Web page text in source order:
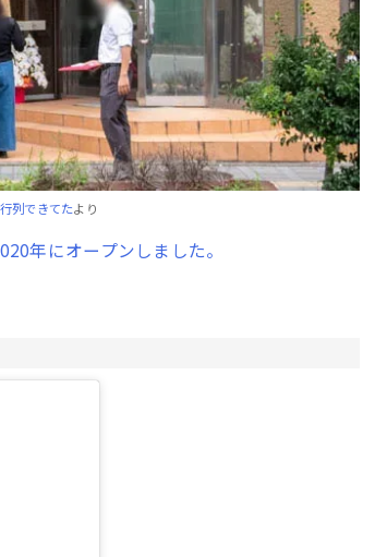
列できてたより
年にオープンしました。